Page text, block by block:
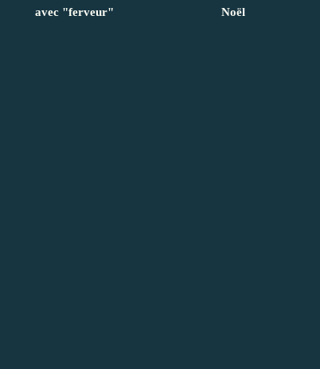
avec "ferveur"
Noël